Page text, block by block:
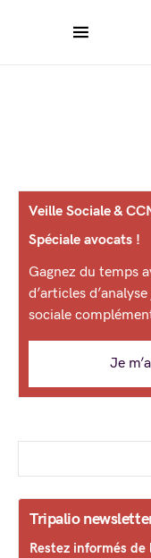
Veille Sociale &
Spéciale avocats !
Gagnez du temps
d’articles
sociale
Je
Tripalio
Restez informés